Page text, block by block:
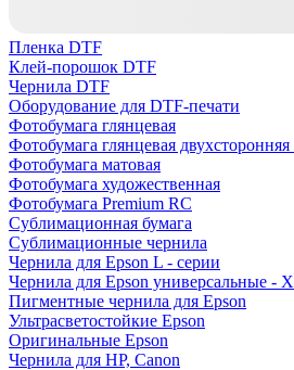
Пленка DTF
Клей-порошок DTF
Чернила DTF
Оборудование для DTF-печати
Фотобумага глянцевая
Фотобумага глянцевая
Фотобумага матовая
Фотобумага художественная
Фотобумага Premium RC
Сублимационная бумага
Сублимационные чернила
Чернила для Epson L - серии
Чернила для Epson универсальные -
Пигментные чернила для Epson
Ультрасветостойкие Epson
Оригинальные Epson
Чернила для HP, Canon